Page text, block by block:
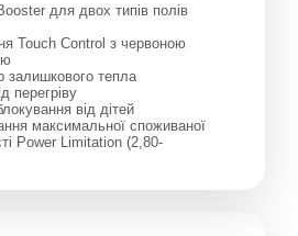
для двох типів полів
Touch Control з червоною
залишкового тепла
перегріву
від дітей
максимальної споживаної
Power Limitation (2,80-